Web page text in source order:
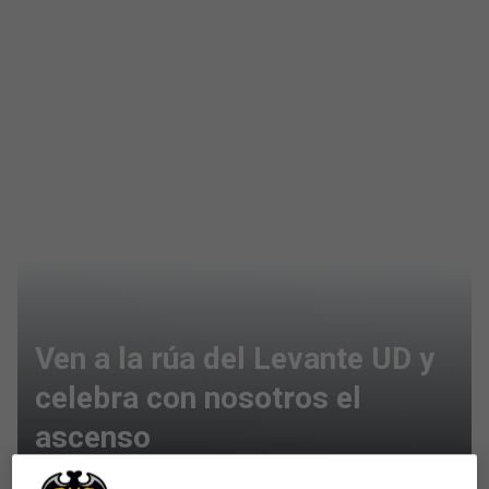
Ven a la rúa del Levante UD y
celebra con nosotros el
ascenso